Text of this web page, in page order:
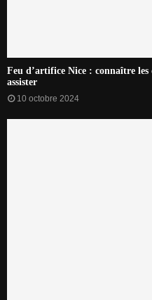
Feu d’artifice Nice : connaître
assister
10 octobre 2024